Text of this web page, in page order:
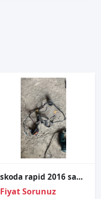
skoda rapid 2016 sağ ön kapı tesisatı
Fiyat Sorunuz